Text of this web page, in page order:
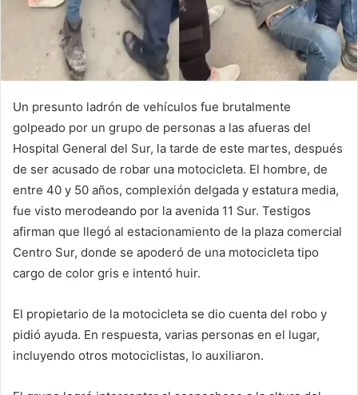
Un presunto ladrón de vehículos fue brutalmente
golpeado por un grupo de personas a las afueras del
Hospital General del Sur, la tarde de este martes, después
de ser acusado de robar una motocicleta. El hombre, de
entre 40 y 50 años, complexión delgada y estatura media,
fue visto merodeando por la avenida 11 Sur. Testigos
afirman que llegó al estacionamiento de la plaza comercial
Centro Sur, donde se apoderó de una motocicleta tipo
cargo de color gris e intentó huir.
El propietario de la motocicleta se dio cuenta del robo y
pidió ayuda. En respuesta, varias personas en el lugar,
incluyendo otros motociclistas, lo auxiliaron.